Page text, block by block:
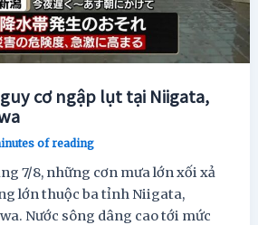
cơ ngập lụt tại Niigata,
of reading
7/8, những cơn mưa lớn xối xả
lớn thuộc ba tỉnh Niigata,
Nước sông dâng cao tới mức